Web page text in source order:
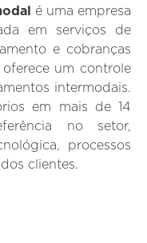
é uma empresa
em serviços de
e cobranças
um controle
intermodais.
em mais de 14
no setor,
processos
clientes.